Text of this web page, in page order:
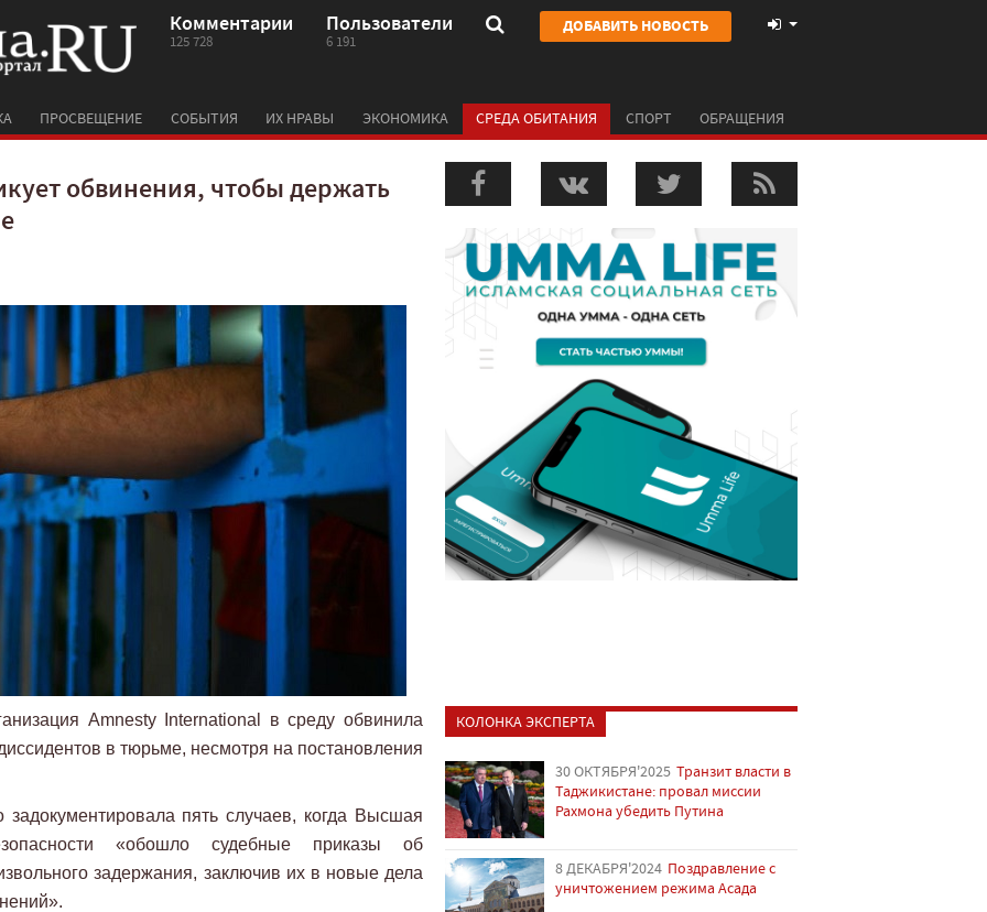
Комментарии
125 728
Пользователи
6 191
ДОБАВИТЬ НОВОСТЬ
ПРОСВЕЩЕНИЕ СОБЫТИЯ ИХ НРАВЫ ЭКОНОМИКА СРЕДА ОБИТАНИЯ СПОРТ ОБРАЩЕНИЯ
обвинения, чтобы держать
Amnesty International в среду обвинила
в тюрьме, несмотря на постановления
пять случаев, когда Высшая
«обошло судебные приказы об
задержания, заключив их в новые дела
КОЛОНКА ЭКСПЕРТА
30 ОКТЯБРЯ'2025 Транзит власти в
Таджикистане: провал миссии
Рахмона убедить Путина
8 ДЕКАБРЯ'2024 Поздравление с
уничтожением режима Асада